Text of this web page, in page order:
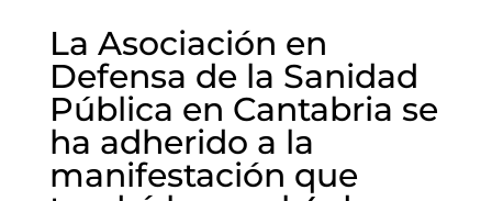
La Asociación en
Defensa de la Sanidad
Pública en Cantabria se
ha adherido a la
manifestación que